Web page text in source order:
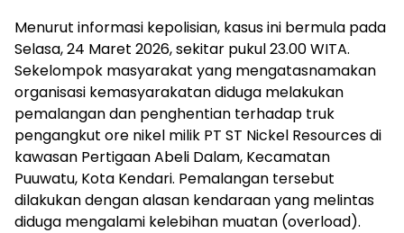
Menurut informasi kepolisian, kasus ini bermula pada
Selasa, 24 Maret 2026, sekitar pukul 23.00 WITA.
Sekelompok masyarakat yang mengatasnamakan
organisasi kemasyarakatan diduga melakukan
pemalangan dan penghentian terhadap truk
pengangkut ore nikel milik PT ST Nickel Resources di
kawasan Pertigaan Abeli Dalam, Kecamatan
Puuwatu, Kota Kendari. Pemalangan tersebut
dilakukan dengan alasan kendaraan yang melintas
diduga mengalami kelebihan muatan (overload).